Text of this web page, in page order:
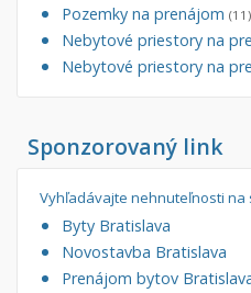
Pozemky na prenájom (11)
Nebytové priestory na
Nebytové priestory na
Sponzorovaný link
Vyhľadávajte nehnuteľnosti na
Byty Bratislava
Novostavba Bratislava
Prenájom bytov